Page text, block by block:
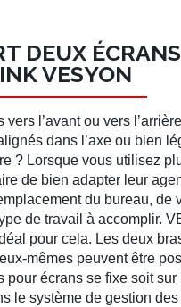
DEUX ÉCRANS
VESYON
vers l’avant ou vers
dans l’axe ou bien
? Lorsque vous utilisez
de bien adapter leur
du bureau, de
de travail à accomplir.
pour cela. Les deux
mêmes peuvent être
pour écrans se fixe soit
le système de gestion